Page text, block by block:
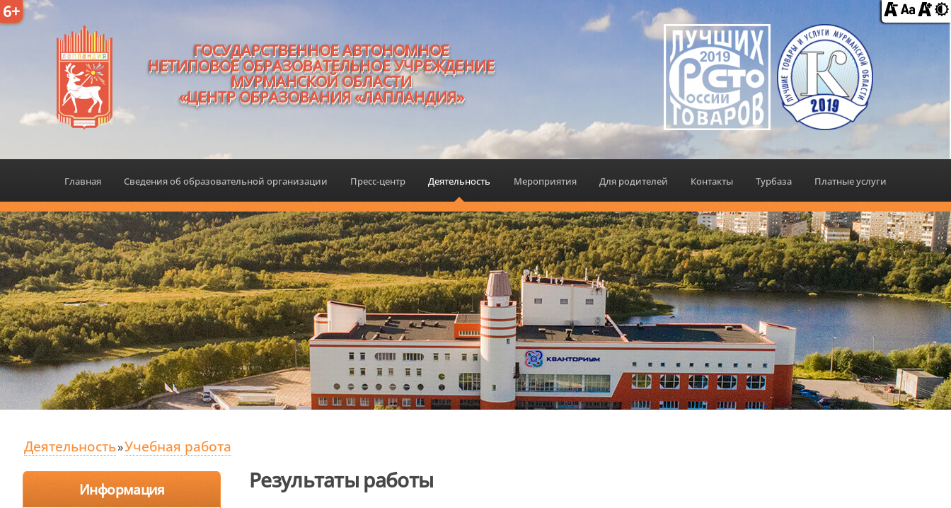
6+
ГОСУДАРСТВЕННОЕ АВТОНОМНОЕ
НЕТИПОВОЕ ОБРАЗОВАТЕЛЬНОЕ УЧРЕЖДЕНИЕ
МУРМАНСКОЙ ОБЛАСТИ
«ЦЕНТР ОБРАЗОВАНИЯ «ЛАПЛАНДИЯ»
Главная Сведения об образовательной организации Пресс-центр Деятельность Мероприятия Для родителей Контакты Турбаза Платные услуги
Деятельность»Учебная работа
Информация Результаты работы